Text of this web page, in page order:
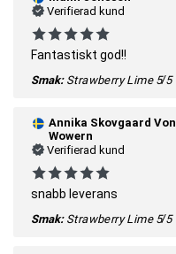
Verifierad kund
Fantastiskt god!!
Smak: Strawberry Lime 5/5
Annika Skovgaard Von
Wowern
Verifierad kund
snabb leverans
Smak: Strawberry Lime 5/5